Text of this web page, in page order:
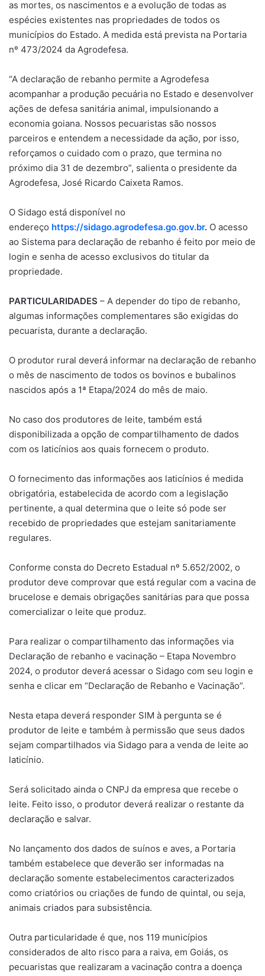
as mortes, os nascimentos e a evolução de todas as
espécies existentes nas propriedades de todos os
municípios do Estado. A medida está prevista na Portaria
nº 473/2024 da Agrodefesa.
“A declaração de rebanho permite a Agrodefesa
acompanhar a produção pecuária no Estado e desenvolver
ações de defesa sanitária animal, impulsionando a
economia goiana. Nossos pecuaristas são nossos
parceiros e entendem a necessidade da ação, por isso,
reforçamos o cuidado com o prazo, que termina no
próximo dia 31 de dezembro”, salienta o presidente da
Agrodefesa, José Ricardo Caixeta Ramos.
O Sidago está disponível no
endereço https://sidago.agrodefesa.go.gov.br. O acesso
ao Sistema para declaração de rebanho é feito por meio de
login e senha de acesso exclusivos do titular da
propriedade.
PARTICULARIDADES – A depender do tipo de rebanho,
algumas informações complementares são exigidas do
pecuarista, durante a declaração.
O produtor rural deverá informar na declaração de rebanho
o mês de nascimento de todos os bovinos e bubalinos
nascidos após a 1ª Etapa/2024 do mês de maio.
No caso dos produtores de leite, também está
disponibilizada a opção de compartilhamento de dados
com os laticínios aos quais fornecem o produto.
O fornecimento das informações aos laticínios é medida
obrigatória, estabelecida de acordo com a legislação
pertinente, a qual determina que o leite só pode ser
recebido de propriedades que estejam sanitariamente
regulares.
Conforme consta do Decreto Estadual nº 5.652/2002, o
produtor deve comprovar que está regular com a vacina de
brucelose e demais obrigações sanitárias para que possa
comercializar o leite que produz.
Para realizar o compartilhamento das informações via
Declaração de rebanho e vacinação – Etapa Novembro
2024, o produtor deverá acessar o Sidago com seu login e
senha e clicar em “Declaração de Rebanho e Vacinação”.
Nesta etapa deverá responder SIM à pergunta se é
produtor de leite e também à permissão que seus dados
sejam compartilhados via Sidago para a venda de leite ao
laticínio.
Será solicitado ainda o CNPJ da empresa que recebe o
leite. Feito isso, o produtor deverá realizar o restante da
declaração e salvar.
No lançamento dos dados de suínos e aves, a Portaria
também estabelece que deverão ser informadas na
declaração somente estabelecimentos caracterizados
como criatórios ou criações de fundo de quintal, ou seja,
animais criados para subsistência.
Outra particularidade é que, nos 119 municípios
considerados de alto risco para a raiva, em Goiás, os
pecuaristas que realizaram a vacinação contra a doença